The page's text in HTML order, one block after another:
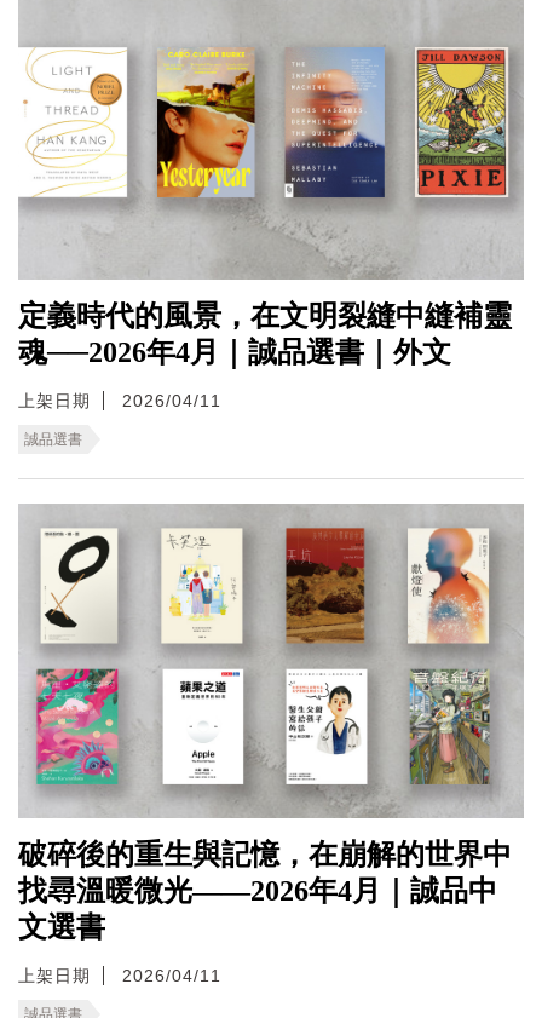
定義時代的風景，在文明裂縫中縫補靈
魂──2026年4月｜誠品選書｜外文
上架日期 2026/04/11
誠品選書
破碎後的重生與記憶，在崩解的世界中
找尋溫暖微光——2026年4月｜誠品中
文選書
上架日期 2026/04/11
誠品選書